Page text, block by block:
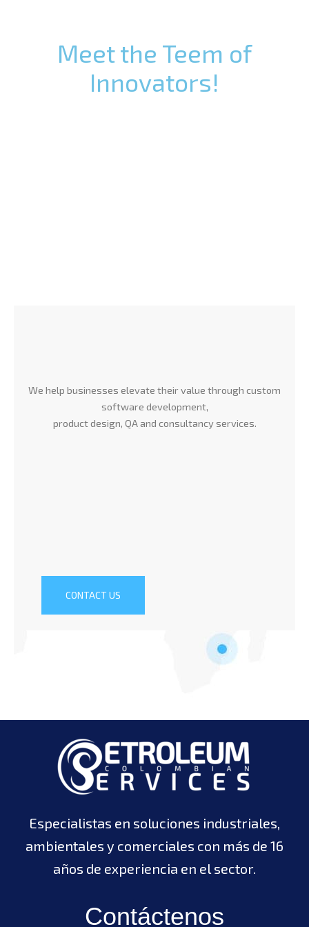
Meet the Teem of
Innovators!
We help businesses elevate their value through custom
software development,
product design, QA and consultancy services.
CONTACT US
Especialistas en soluciones industriales,
ambientales y comerciales con más de 16
años de experiencia en el sector.
Contáctenos